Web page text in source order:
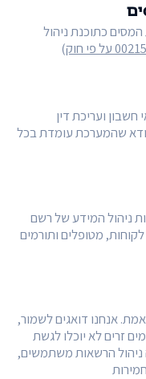
כתוכנת ניהול
)
ועריכת דין
שהמערכת עומדת בכל
ניהול המידע של רשם
מטופלים ותורמים
אנחנו דואגים לשמור,
זרים לא יוכלו לגשת
הרשאות משתמשים,